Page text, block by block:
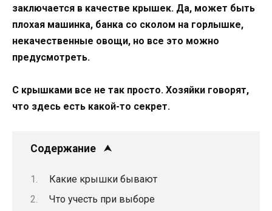
заключается в качестве крышек. Да, может быть
плохая машинка, банка со сколом на горлышке,
некачественные овощи, но все это можно
предусмотреть.
С крышками все не так просто. Хозяйки говорят,
что здесь есть какой-то секрет.
Содержание
Какие крышки бывают
Что учесть при выборе